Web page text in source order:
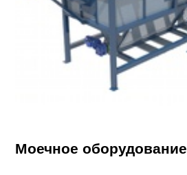
Моечное оборудование